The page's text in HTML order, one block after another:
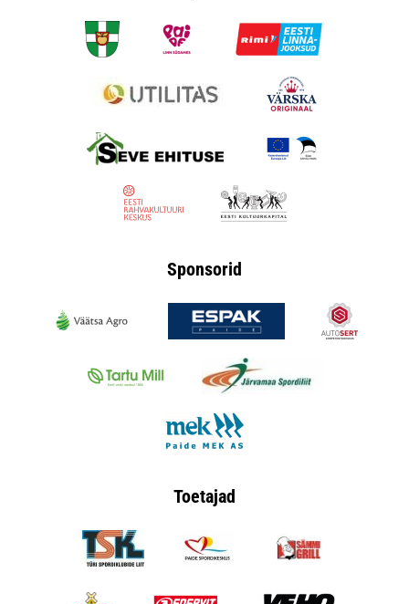
Sponsorid
Toetajad